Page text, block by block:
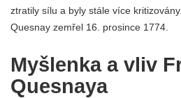
ztratily sílu a byly stále více
Quesnay zemřel 16. prosince 1774.
Myšlenka a vliv
Quesnaya